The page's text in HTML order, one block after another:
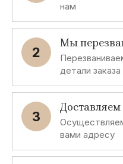
нам
2
Мы
детали заказа
3
Доставляем
вами адресу